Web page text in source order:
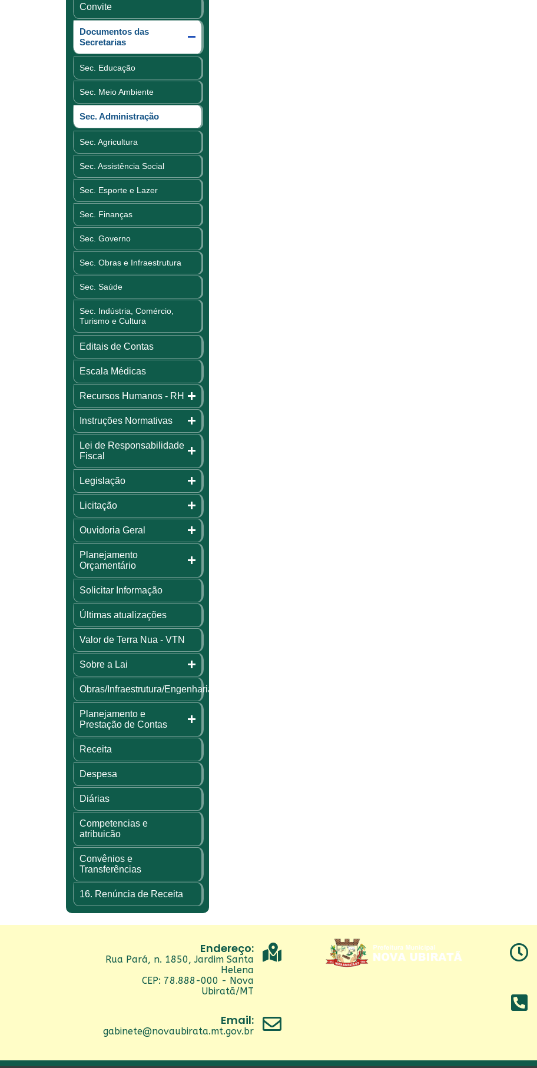
Convite
Documentos das
Secretarias
Sec. Educação
Sec. Meio Ambiente
Sec. Administração
Sec. Agricultura
Sec. Assistência Social
Sec. Esporte e Lazer
Sec. Finanças
Sec. Governo
Sec. Obras e Infraestrutura
Sec. Saúde
Sec. Indústria, Comércio,
Turismo e Cultura
Editais de Contas
Escala Médicas
Recursos Humanos - RH
Instruções Normativas
Lei de Responsabilidade
Fiscal
Legislação
Licitação
Ouvidoria Geral
Planejamento
Orçamentário
Solicitar Informação
Últimas atualizações
Valor de Terra Nua - VTN
Sobre a Lai
Obras/Infraestrutura/Engenharia
Planejamento e
Prestação de Contas
Receita
Despesa
Diárias
Competencias e
atribuicão
Convênios e
Transferências
16. Renúncia de Receita
Endereço:
Rua Pará, n. 1850, Jardim Santa
Helena
CEP: 78.888-000 - Nova
Ubiratã/MT
Email:
gabinete@novaubirata.mt.gov.br